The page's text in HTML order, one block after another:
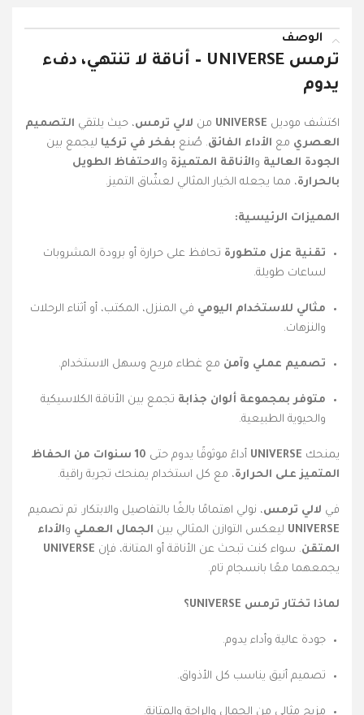
الوصف
ترمس UNIVERSE – أناقة لا تنتهي، دفء
يدوم
اكتشف موديل UNIVERSE من لالي ترمس، حيث يلتقي التصميم
العصري مع الأداء الفائق. صُنع بفخر في تركيا ليجمع بين
الجودة العالية والأناقة المتميزة والاحتفاظ الطويل
بالحرارة، مما يجعله الخيار المثالي لعشّاق التميز.
المميزات الرئيسية:
تقنية عزل متطورة تحافظ على حرارة أو برودة المشروبات
لساعات طويلة.
مثالي للاستخدام اليومي في المنزل، المكتب، أو أثناء الرحلات
والنزهات.
تصميم عملي وآمن مع غطاء مريح وسهل الاستخدام.
متوفر بمجموعة ألوان جذابة تجمع بين الأناقة الكلاسيكية
والحيوية الطبيعية.
يمنحك UNIVERSE أداءً موثوقًا يدوم حتى
10 سنوات من الحفاظ
المتميز على الحرارة، مع كل استخدام يمنحك تجربة راقية.
في لالي ترمس، نولي اهتمامًا بالغًا بالتفاصيل والابتكار. تم تصميم
UNIVERSE ليعكس التوازن المثالي بين الجمال العملي والأداء
المتقن. سواء كنت تبحث عن الأناقة أو المتانة، فإن UNIVERSE
يجمعهما معًا بانسجام تام.
لماذا تختار ترمس UNIVERSE؟
جودة عالية وأداء يدوم.
تصميم أنيق يناسب كل الأذواق.
مزيج مثالي من الجمال والراحة والمتانة.